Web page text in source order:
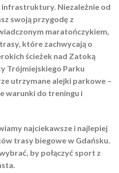
Niezależnie od
swoją przygodę z
maratończykiem,
które zachwycają o
ścieżek nad Zatoką
Trójmiejskiego Parku
utrzymane alejki parkowe –
warunki do treningu i
najciekawsze i najlepiej
trasy biegowe w Gdańsku.
by połączyć sport z